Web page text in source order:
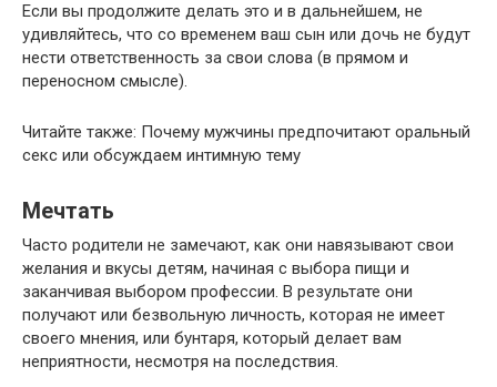
Если вы продолжите делать это и в дальнейшем, не
удивляйтесь, что со временем ваш сын или дочь не будут
нести ответственность за свои слова (в прямом и
переносном смысле).
Читайте также: Почему мужчины предпочитают оральный
секс или обсуждаем интимную тему
Мечтать
Часто родители не замечают, как они навязывают свои
желания и вкусы детям, начиная с выбора пищи и
заканчивая выбором профессии. В результате они
получают или безвольную личность, которая не имеет
своего мнения, или бунтаря, который делает вам
неприятности, несмотря на последствия.